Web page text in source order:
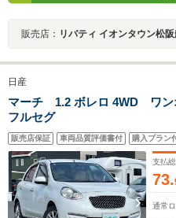
販売店： リバティ イオンタウン松
日産
マーチ 1.2 ボレロ 4WD ワン
フルセグ
販売店保証 車両品質評価書付 購入プラン
支払
73.
通常